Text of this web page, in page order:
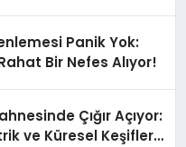
Panik Yok:
Bir Nefes Alıyor!
Çığır Açıyor:
ve Küresel Keşifler